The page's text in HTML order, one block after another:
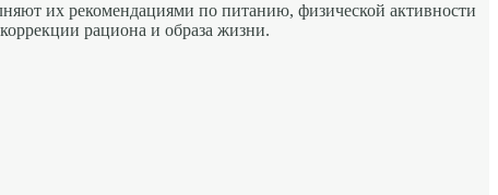
их рекомендациями по питанию, физической активности
рациона и образа жизни.